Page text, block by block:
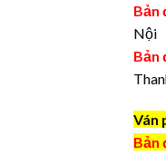
Bản
Nội
Bản
Ván
Bản